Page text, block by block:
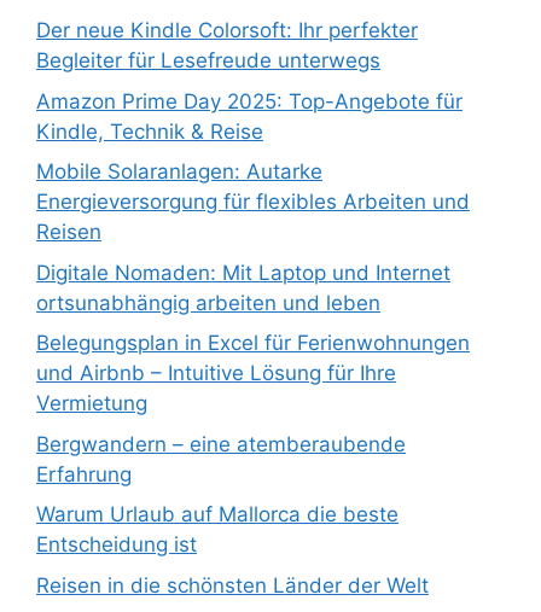
Der neue Kindle Colorsoft: Ihr perfekter
Begleiter für Lesefreude unterwegs
Amazon Prime Day 2025: Top-Angebote für
Kindle, Technik & Reise
Mobile Solaranlagen: Autarke
Energieversorgung für flexibles Arbeiten und
Reisen
Digitale Nomaden: Mit Laptop und Internet
ortsunabhängig arbeiten und leben
Belegungsplan in Excel für Ferienwohnungen
und Airbnb – Intuitive Lösung für Ihre
Vermietung
Bergwandern – eine atemberaubende
Erfahrung
Warum Urlaub auf Mallorca die beste
Entscheidung ist
Reisen in die schönsten Länder der Welt